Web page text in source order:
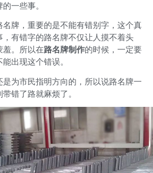
一些事。
名牌，重要的是不能有错别字，这个真
，有错字的路名牌不仅让人摸不着头
羞。所以在路名牌制作的时候，一定要
出现这个错误。
是为市民指明方向的，所以说路名牌一
错了路就麻烦了。